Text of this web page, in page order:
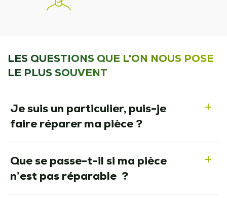
LES QUESTIONS QUE L'ON NOUS POSE
LE PLUS SOUVENT
a
Je suis un particulier, puis-je
faire réparer ma pièce ?
a
Que se passe-t-il si ma pièce
n’est pas réparable ?